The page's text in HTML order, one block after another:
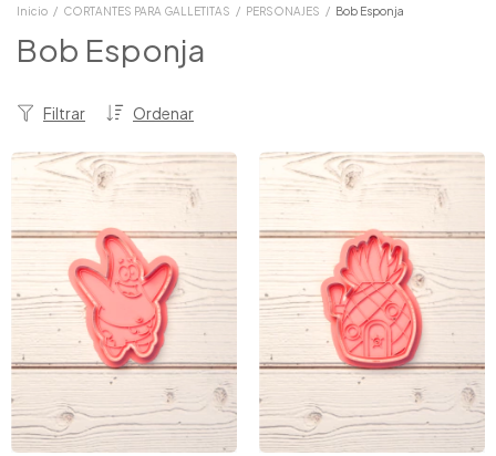
Inicio / CORTANTES PARA GALLETITAS / PERSONAJES / Bob Esponja
Bob Esponja
Ordenar
Filtrar